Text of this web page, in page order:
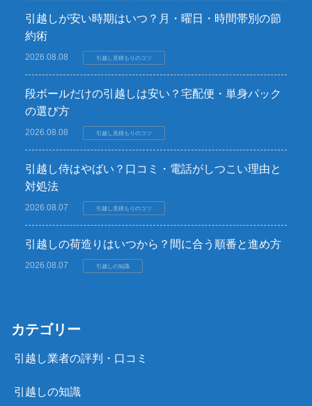
引越しが安い時期はいつ？月・曜日・時間帯別の節
約術
2026.08.08 引越し見積もりのコツ
段ボールだけの引越しは安い？宅配便・単身パック
の選び方
2026.08.08 引越し見積もりのコツ
引越し侍はやばい？口コミ・電話がしつこい理由と
対処法
2026.08.07 引越し見積もりのコツ
引越しの荷造りはいつから？間に合う順番と進め方
2026.08.07 引越しの知識
カテゴリー
引越し業者の評判・口コミ
引越しの知識